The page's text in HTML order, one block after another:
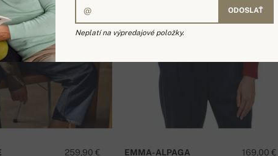
259,90 € 169,00 €
EMMA-ALPAGA
ODOSLAŤ
Neplatí na výpredajové položky.